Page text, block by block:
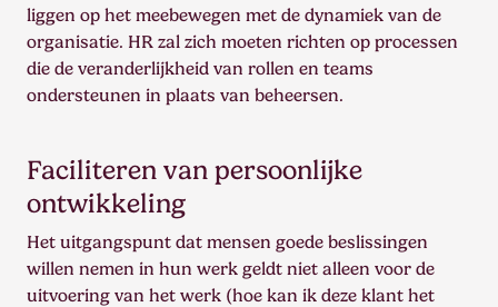
liggen op het meebewegen met de dynamiek van de
organisatie. HR zal zich moeten richten op processen
die de veranderlijkheid van rollen en teams
ondersteunen in plaats van beheersen.
Faciliteren van persoonlijke
ontwikkeling
Het uitgangspunt dat mensen goede beslissingen
willen nemen in hun werk geldt niet alleen voor de
uitvoering van het werk (hoe kan ik deze klant het